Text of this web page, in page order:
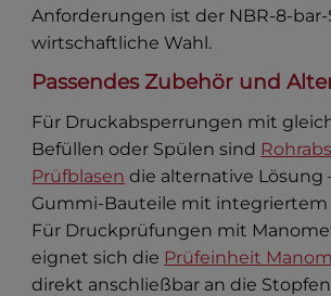
Anforderungen ist der NBR-8-
wirtschaftliche Wahl.
Passendes Zubehör und
Für Druckabsperrungen mit
Befüllen oder Spülen sind
Prüfblasen die alternative
Gummi-Bauteile mit integriertem
Für Druckprüfungen mit
eignet sich die Prüfeinheit
direkt anschließbar an die